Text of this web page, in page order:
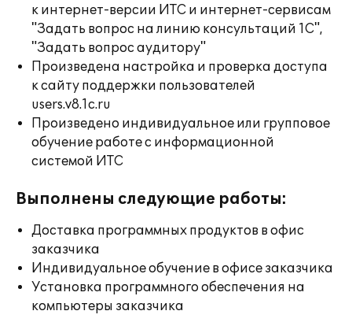
к интернет-версии ИТС и интернет-сервисам
"Задать вопрос на линию консультаций 1С",
"Задать вопрос аудитору"
Произведена настройка и проверка доступа
к сайту поддержки пользователей
users.v8.1c.ru
Произведено индивидуальное или групповое
обучение работе с информационной
системой ИТС
Выполнены следующие работы:
Доставка программных продуктов в офис
заказчика
Индивидуальное обучение в офисе заказчика
Установка программного обеспечения на
компьютеры заказчика